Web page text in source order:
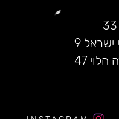
ישראל 9
הלוי 47